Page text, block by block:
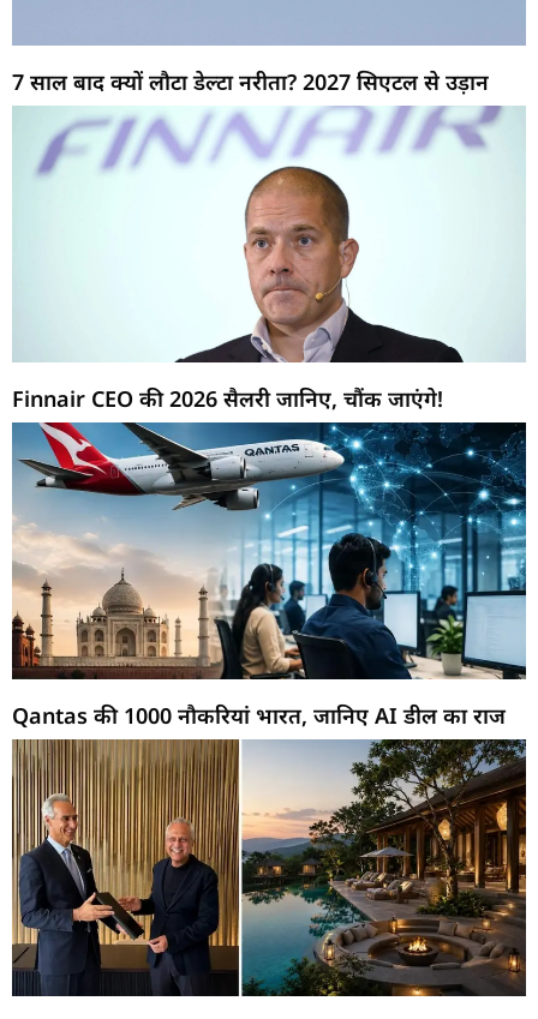
7 साल बाद क्यों लौटा डेल्टा नरीता? 2027 सिएटल से उड़ान
Finnair CEO की 2026 सैलरी जानिए, चौंक जाएंगे!
Qantas की 1000 नौकरियां भारत, जानिए AI डील का राज